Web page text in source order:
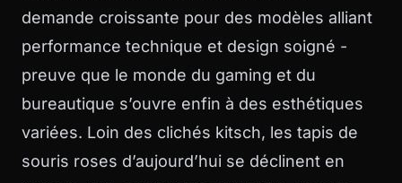
demande croissante pour des modèles alliant
performance technique et design soigné -
preuve que le monde du gaming et du
bureautique s’ouvre enfin à des esthétiques
variées. Loin des clichés kitsch, les tapis de
souris roses d’aujourd’hui se déclinent en